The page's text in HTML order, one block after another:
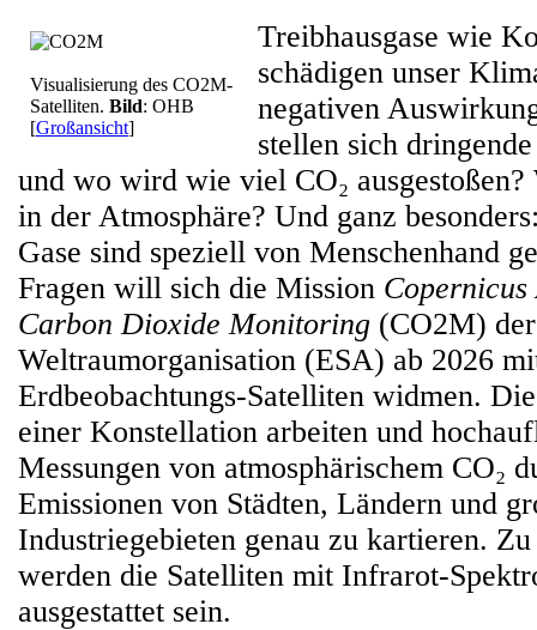
Visualisierung des CO2M-
Satelliten. Bild: OHB
[Großansicht]
Treibhausgase wie
schädigen unser
negativen
stellen sich
und wo wird wie viel CO₂
in der Atmosphäre? Und ganz
Gase sind speziell von Menschenhand
Fragen will sich die Mission
Carbon Dioxide Monitoring (CO2M)
Weltraumorganisation (ESA) ab 2026
Erdbeobachtungs-Satelliten widmen.
einer Konstellation arbeiten und
Messungen von atmosphärischem CO₂
Emissionen von Städten, Ländern und
Industriegebieten genau zu kartieren.
werden die Satelliten mit Infrarot-
ausgestattet sein.